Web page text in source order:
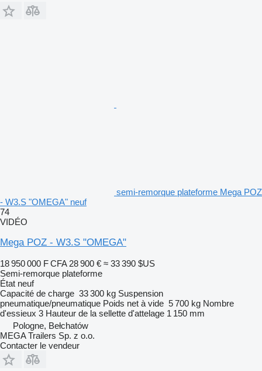
semi-remorque plateforme Mega POZ
- W3.S "OMEGA" neuf
74
VIDÉO
Mega POZ - W3.S "OMEGA"
18 950 000 F CFA 28 900 € ≈ 33 390 $US
Semi-remorque plateforme
État neuf
Capacité de charge 33 300 kg Suspension
pneumatique/pneumatique Poids net à vide 5 700 kg Nombre
d'essieux 3 Hauteur de la sellette d'attelage 1 150 mm
Pologne, Bełchatów
MEGA Trailers Sp. z o.o.
Contacter le vendeur